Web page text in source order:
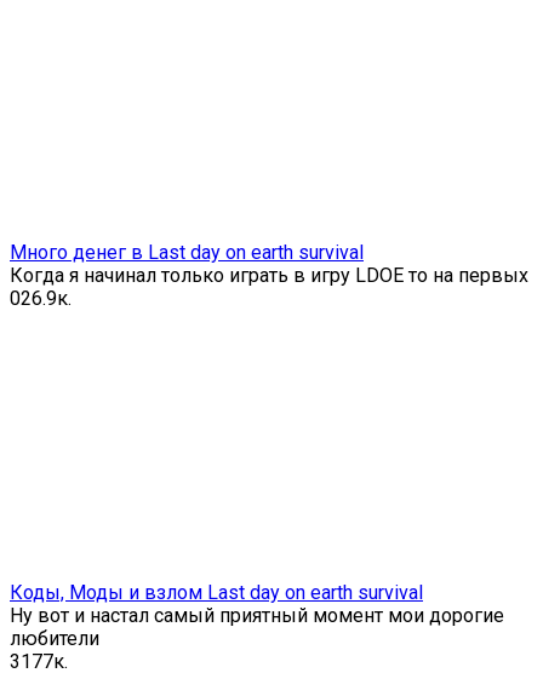
Много денег в Last day on earth survival
Когда я начинал только играть в игру LDOE то на первых
026.9к.
Коды, Моды и взлом Last day on earth survival
Ну вот и настал самый приятный момент мои дорогие
любители
3177к.